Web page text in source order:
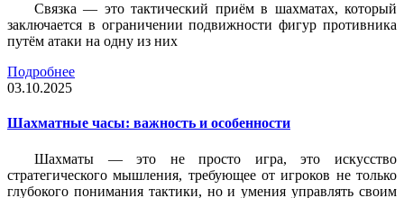
Связка — это тактический приём в шахматах, который
заключается в ограничении подвижности фигур противника
путём атаки на одну из них
Подробнее
03.10.2025
Шахматные часы: важность и особенности
Шахматы — это не просто игра, это искусство
стратегического мышления, требующее от игроков не только
глубокого понимания тактики, но и умения управлять своим